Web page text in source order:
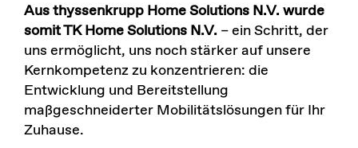
Aus thyssenkrupp Home Solutions N.V. wurde
somit TK Home Solutions N.V.– ein Schritt, der
uns ermöglicht, uns noch stärker auf unsere
Kernkompetenz zu konzentrieren: die
Entwicklung und Bereitstellung
maßgeschneiderter Mobilitätslösungen für Ihr
Zuhause.